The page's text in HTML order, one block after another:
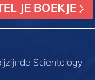
JE BOEKJE
Scientology